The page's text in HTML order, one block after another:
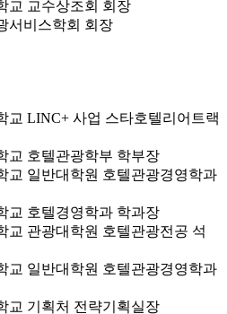
교 교수상조회 회장
서비스학회 회장
교 LINC+ 사업 스타호텔리어트랙
교 호텔관광학부 학부장
교 일반대학원 호텔관광경영학과
교 호텔경영학과 학과장
교 관광대학원 호텔관광전공 석
교 일반대학원 호텔관광경영학과
교 기획처 전략기획실장